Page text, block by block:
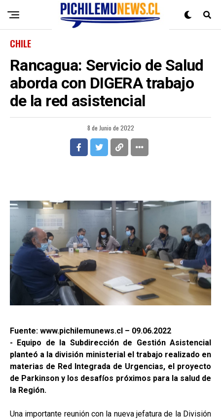
CHILE
Rancagua: Servicio de Salud
aborda con DIGERA trabajo
de la red asistencial
8 de Junio de 2022
Fuente: www.pichilemunews.cl – 09.06.2022
- Equipo de la Subdirección de Gestión Asistencial
planteó a la división ministerial el trabajo realizado en
materias de Red Integrada de Urgencias, el proyecto
de Parkinson y los desafíos próximos para la salud de
la Región.
Una importante reunión con la nueva jefatura de la División